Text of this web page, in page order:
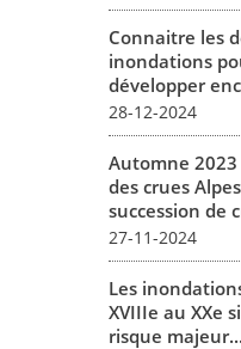
Connaitre les
inondations
développer
28-12-2024
Automne 2023
des crues
succession de
27-11-2024
Les
XVIIIe au XXe
risque majeur...